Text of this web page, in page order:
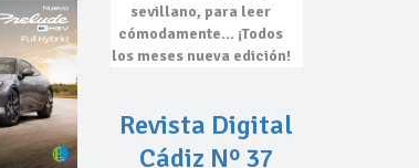
sevillano, para leer
cómodamente… ¡Todos
los meses nueva edición!
Revista Digital
Cádiz Nº 37